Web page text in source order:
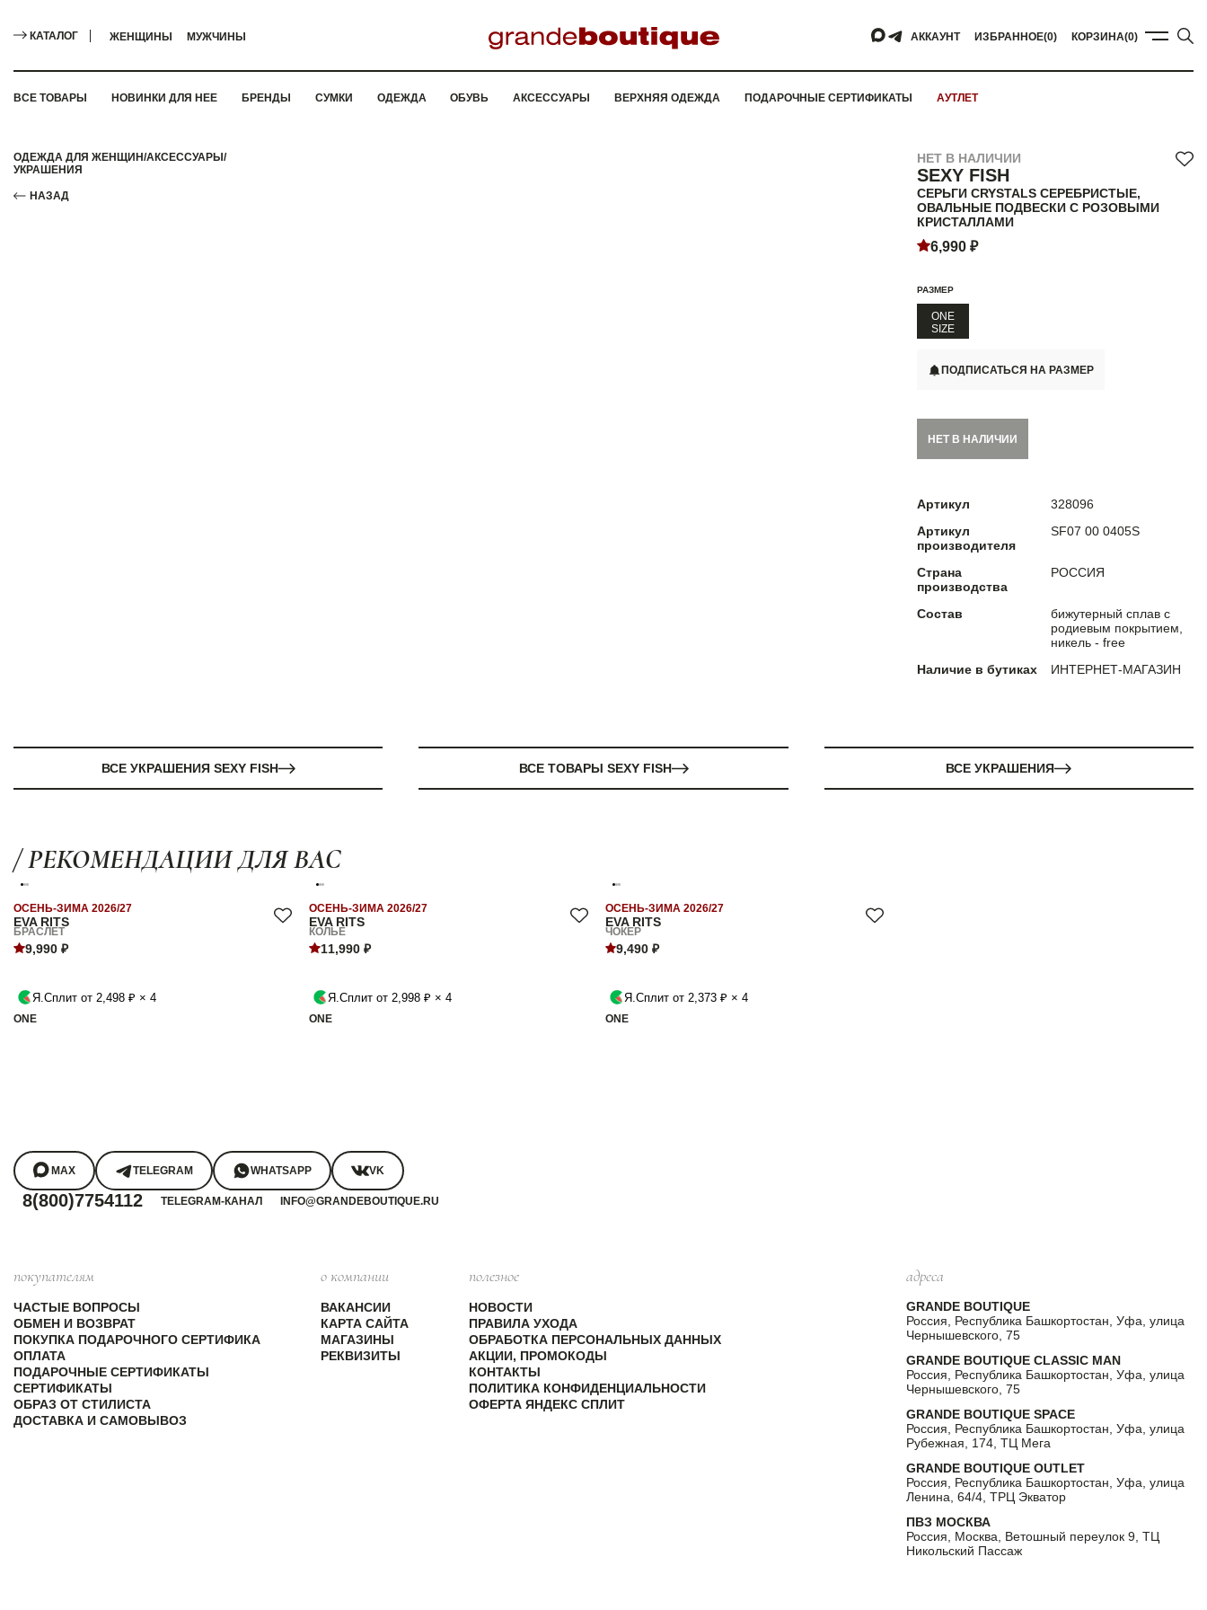
КАТАЛОГ ЖЕНЩИНЫ МУЖЧИНЫ АККАУНТ ИЗБРАННОЕ(0) КОРЗИНА(0)
ВСЕ ТОВАРЫ НОВИНКИ ДЛЯ НЕЕ БРЕНДЫ СУМКИ ОДЕЖДА ОБУВЬ АКСЕССУАРЫ ВЕРХНЯЯ ОДЕЖДА ПОДАРОЧНЫЕ СЕРТИФИКАТЫ АУТЛЕТ
ОДЕЖДА ДЛЯ ЖЕНЩИН/АКСЕССУАРЫ /
УКРАШЕНИЯ
НАЗАД
НЕТ В НАЛИЧИИ
SEXY FISH
СЕРЬГИ CRYSTALS СЕРЕБРИСТЫЕ,
ОВАЛЬНЫЕ ПОДВЕСКИ С РОЗОВЫМИ
КРИСТАЛЛАМИ
6,990 ₽
РАЗМЕР
ONE
SIZE
ПОДПИСАТЬСЯ НА РАЗМЕР
НЕТ В НАЛИЧИИ
Артикул
328096
Артикул
производителя
SF07 00 0405S
Страна
производства
РОССИЯ
Состав
бижутерный сплав с
родиевым покрытием,
никель - free
Наличие в бутиках
ИНТЕРНЕТ-МАГАЗИН
ВСЕ УКРАШЕНИЯ SEXY FISH ВСЕ ТОВАРЫ SEXY FISH ВСЕ УКРАШЕНИЯ
/ РЕКОМЕНДАЦИИ ДЛЯ ВАС
EVA RITS
ОСЕНЬ-ЗИМА 2026/27
БРАСЛЕТ
9,990 ₽
Я.Сплит от 2,498 ₽ × 4
ONE
EVA RITS
ОСЕНЬ-ЗИМА 2026/27
КОЛЬЕ
11,990 ₽
Я.Сплит от 2,998 ₽ × 4
ONE
EVA RITS
ОСЕНЬ-ЗИМА 2026/27
ЧОКЕР
9,490 ₽
Я.Сплит от 2,373 ₽ × 4
ONE
MAX TELEGRAM WHATSAPP VK
8(800)7754112 TELEGRAM-КАНАЛ INFO@GRANDEBOUTIQUE.RU
покупателям
ЧАСТЫЕ ВОПРОСЫ
ОБМЕН И ВОЗВРАТ
ПОКУПКА ПОДАРОЧНОГО СЕРТИФИКА
ОПЛАТА
ПОДАРОЧНЫЕ СЕРТИФИКАТЫ
СЕРТИФИКАТЫ
ОБРАЗ ОТ СТИЛИСТА
ДОСТАВКА И САМОВЫВОЗ
о компании
ВАКАНСИИ
КАРТА САЙТА
МАГАЗИНЫ
РЕКВИЗИТЫ
полезное
НОВОСТИ
ПРАВИЛА УХОДА
ОБРАБОТКА ПЕРСОНАЛЬНЫХ ДАННЫХ
АКЦИИ, ПРОМОКОДЫ
КОНТАКТЫ
ПОЛИТИКА КОНФИДЕНЦИАЛЬНОСТИ
ОФЕРТА ЯНДЕКС СПЛИТ
адреса
GRANDE BOUTIQUE
Россия, Республика Башкортостан, Уфа, улица
Чернышевского, 75
GRANDE BOUTIQUE CLASSIC MAN
Россия, Республика Башкортостан, Уфа, улица
Чернышевского, 75
GRANDE BOUTIQUE SPACE
Россия, Республика Башкортостан, Уфа, улица
Рубежная, 174, ТЦ Мега
GRANDE BOUTIQUE OUTLET
Россия, Республика Башкортостан, Уфа, улица
Ленина, 64/4, ТРЦ Экватор
ПВЗ МОСКВА
Россия, Москва, Ветошный переулок 9, ТЦ
Никольский Пассаж